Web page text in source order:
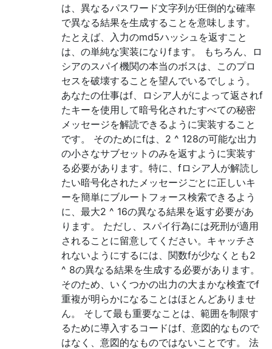
は、異なるパスワード文字列が圧倒的な確率
で異なる結果を生成することを意味します。
たとえば、入力のmd5ハッシュを返すこと
は、の単純な実装になりfます。 もちろん、ロ
シアのスパイ機関の本当のボスは、このプロ
セスを破壊することを望んでいるでしょう。
あなたの仕事はf、ロシア人がによって返されf
たキーを使用して暗号化されたすべての秘密
メッセージを解読できるように実装すること
です。 そのためにfは、2 ^ 128の可能な出力
の小さなサブセットのみを返すように実装す
る必要があります。特に、fロシア人が解読し
たい暗号化されたメッセージごとに正しいキ
ーを簡単にブルートフォース検索できるよう
に、最大​​2 ^ 16の異なる結果を返す必要があ
ります。 ただし、スパイ行為には死刑が適用
されることに留意してください。キャッチさ
れないようにするには、関数fが少なくとも2
^ 8の異なる結果を生成する必要があります。
そのため、いくつかの出力の大まかな検査でf
重複が明らかになることはほとんどありませ
ん。 そして最も重要なことは、範囲を制限す
るために導入するコードはf、意図的なもので
はなく、意図的なものではないことです。 法